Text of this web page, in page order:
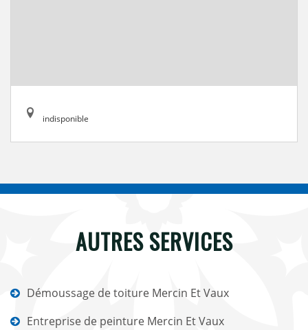
indisponible
AUTRES SERVICES
Démoussage de toiture Mercin Et Vaux
Entreprise de peinture Mercin Et Vaux